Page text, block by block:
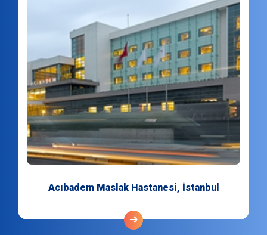
Acıbadem Maslak Hastanesi, İstanbul